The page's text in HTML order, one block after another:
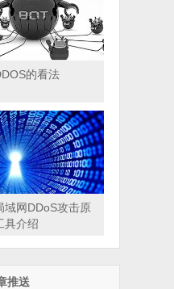
的看法
域网DDoS攻击原
具介绍
推送